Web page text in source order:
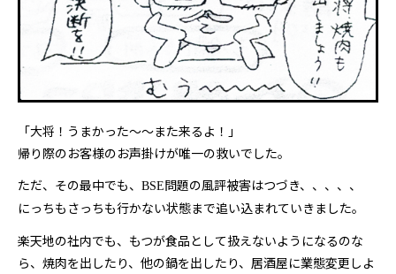
「大将！うまかった～～また来るよ！ 」
帰り際のお客様のお声掛けが唯一の救いでした。
ただ、その最中でも、 BSE問題の風評被害はつづき、、、、、
にっちもさっちも行かない状態まで追い込まれていきました。
楽天地の社内でも、もつが食品として扱えないようになるのな
ら、焼肉を出したり、他の鍋を出したり、居酒屋に業態変更しよ